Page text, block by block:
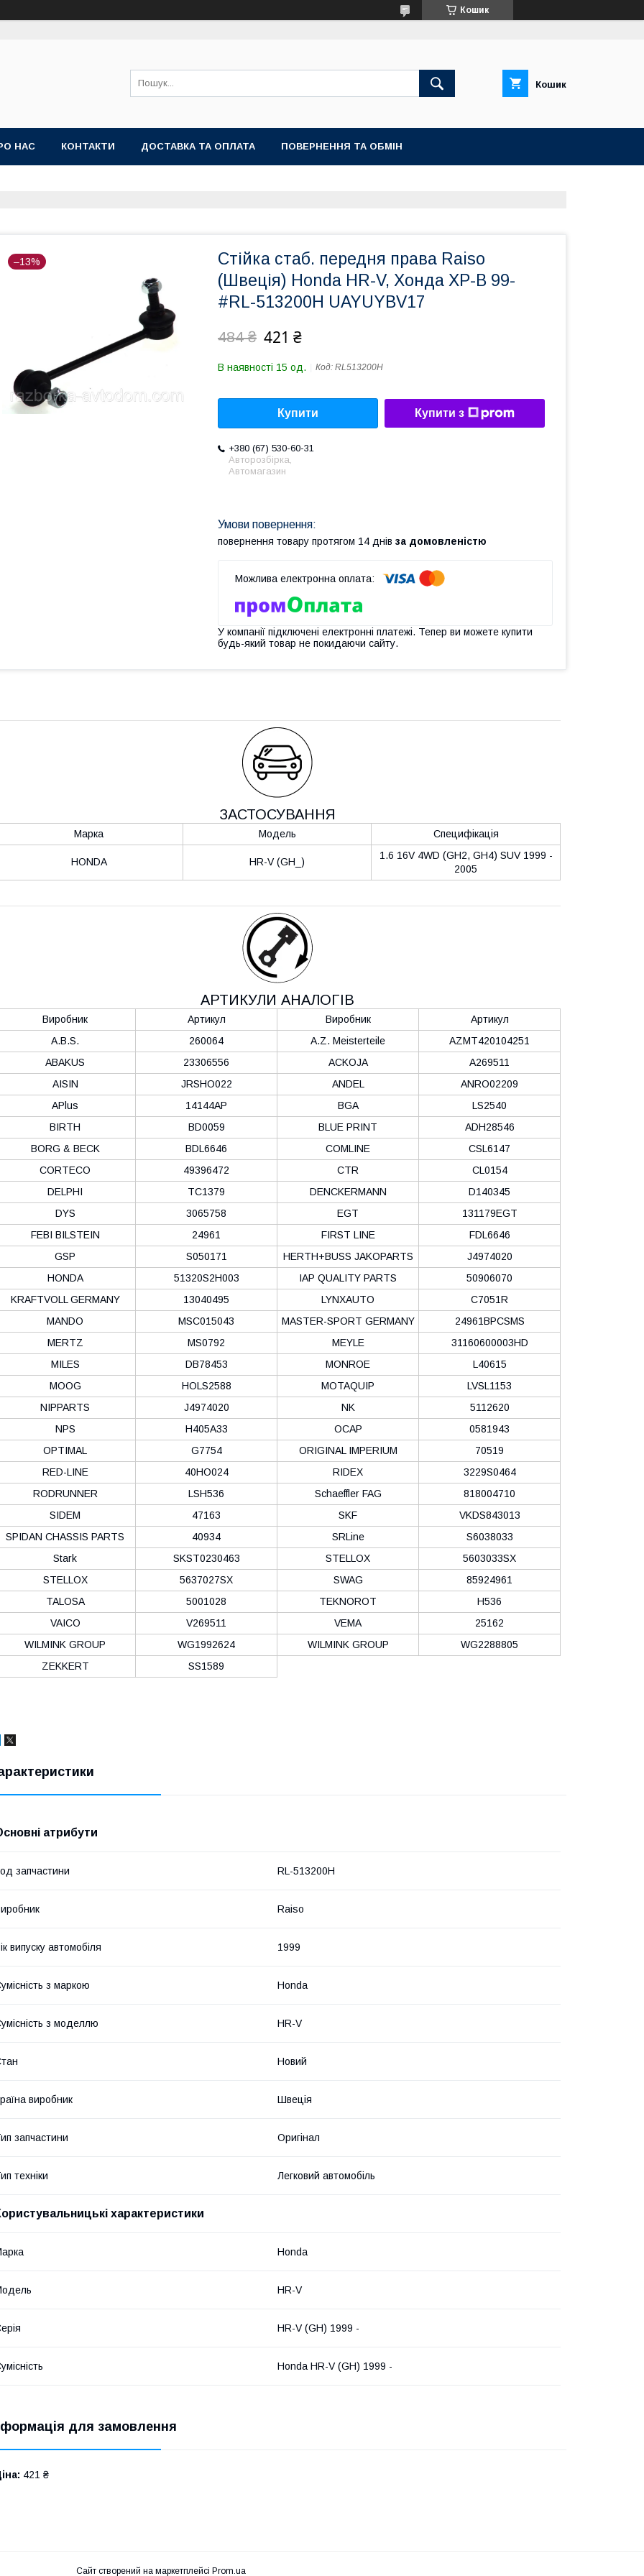
Кошик
Кошик
НАС КОНТАКТИ ДОСТАВКА ТА ОПЛАТА ПОВЕРНЕННЯ ТА ОБМІН
–13%
Стійка стаб. передня права Raiso
(Швеція) Honda HR-V, Хонда ХР-В 99-
#RL-513200H UAYUYBV17
484 ₴ 421 ₴
В наявності 15 од. Код: RL513200H
Купити Купити з
+380 (67) 530-60-31
Авторозбірка,
Автомагазин
повернення товару протягом 14 днів за домовленістю
У компанії підключені електронні платежі. Тепер ви можете купити
будь-який товар не покидаючи сайту.
ЗАСТОСУВАННЯ
Марка Модель Специфікація
HONDA HR-V (GH_)
1.6 16V 4WD (GH2, GH4) SUV 1999 -
2005
АРТИКУЛИ АНАЛОГІВ
Виробник Артикул Виробник
Артикул
A.B.S.
260064 A.Z. Meisterteile
AZMT420104251
ABAKUS
23306556 ACKOJA
A269511
AISIN
JRSHO022 ANDEL
ANRO02209
APlus
14144AP BGA
LS2540
BIRTH
BD0059 BLUE PRINT
ADH28546
BORG & BECK
BDL6646 COMLINE
CSL6147
CORTECO
49396472 CTR
CL0154
DELPHI
TC1379 DENCKERMANN
D140345
DYS
3065758 EGT
131179EGT
FEBI BILSTEIN
24961 FIRST LINE
FDL6646
GSP
S050171 HERTH+BUSS JAKOPARTS
J4974020
HONDA
51320S2H003 IAP QUALITY PARTS
50906070
KRAFTVOLL GERMANY
13040495 LYNXAUTO
C7051R
MANDO
MSC015043 MASTER-SPORT GERMANY
24961BPCSMS
MERTZ
MS0792 MEYLE
31160600003HD
MILES
DB78453 MONROE
L40615
MOOG
HOLS2588 MOTAQUIP
LVSL1153
NIPPARTS
J4974020 NK
5112620
NPS
H405A33 OCAP
0581943
OPTIMAL
G7754 ORIGINAL IMPERIUM
70519
RED-LINE
40HO024 RIDEX
3229S0464
RODRUNNER
LSH536 Schaeffler FAG
818004710
SIDEM
47163 SKF
VKDS843013
SPIDAN CHASSIS PARTS
40934 SRLine
S6038033
Stark
SKST0230463 STELLOX
5603033SX
STELLOX
5637027SX SWAG
85924961
TALOSA
5001028 TEKNOROT
H536
VAICO
V269511 VEMA
25162
WILMINK GROUP
WG1992624 WILMINK GROUP
WG2288805
ZEKKERT
SS1589
атрибути
запчастини RL-513200H
Raiso
випуску автомобіля 1999
з маркою Honda
з моделлю HR-V
Новий
виробник Швеція
запчастини Оригінал
техніки Легковий автомобіль
характеристики
Honda
HR-V
HR-V (GH) 1999 -
Honda HR-V (GH) 1999 -
для замовлення
421 ₴
Сайт створений на маркетплейсі Prom.ua